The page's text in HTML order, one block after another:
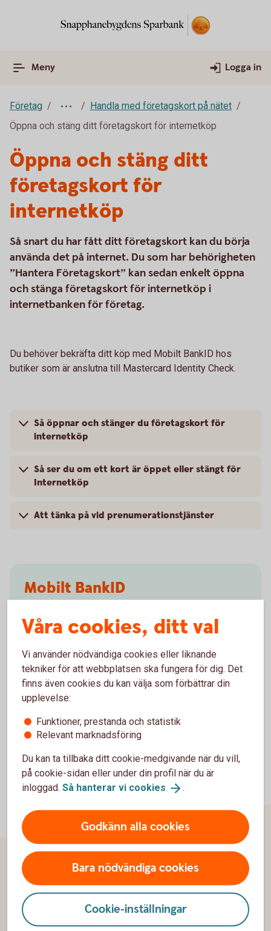
Meny Logga in
Företag
Handla med företagskort på nätet
Öppna och stäng ditt företagskort för internetköp
Öppna och stäng ditt
företagskort för
internetköp
Så snart du har fått ditt företagskort kan du börja
använda det på internet. Du som har behörigheten
”Hantera Företagskort” kan sedan enkelt öppna
och stänga företagskort för internetköp i
internetbanken för företag.
Du behöver bekräfta ditt köp med Mobilt BankID hos
butiker som är anslutna till Mastercard Identity Check.
Så öppnar och stänger du företagskort för
internetköp
Så ser du om ett kort är öppet eller stängt för
Internetköp
Att tänka på vid prenumerationstjänster
Mobilt BankID
legitimera dig digitalt, exempelvis när du ska
MobiltBankID
Våra cookies, ditt val
Vi använder nödvändiga cookies eller liknande
tekniker för att webbplatsen ska fungera för dig. Det
finns även cookies du kan välja som förbättrar din
upplevelse:
Funktioner, prestanda och statistik
Relevant marknadsföring
Du kan ta tillbaka ditt cookie-medgivande när du vill,
på cookie-sidan eller under din profil när du är
inloggad. Så hanterar vi cookies .
Godkänn alla cookies
Bara nödvändiga cookies
Cookie-inställningar
Sidfot
Hitta snabbt
Kontakta oss